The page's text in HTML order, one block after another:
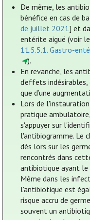
De même, les
bénéfice en cas de
de juillet 2021] et
entérite aiguë (voir
11.5.5.1. Gastro-
).
En revanche, les
d’effets
que d’une
Lors de
pratique
s'appuyer sur
l'antibiogramme. Le
dès lors sur les
rencontrés dans
antibiotique ayant
Même dans les
l'antibiotique est
risque accru de
souvent un